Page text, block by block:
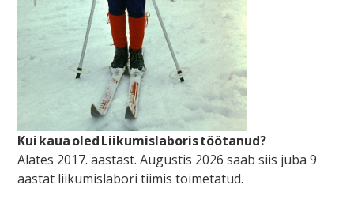
Kui kaua oled Liikumislaboris töötanud?
Alates 2017. aastast. Augustis 2026 saab siis juba 9
aastat liikumislabori tiimis toimetatud.